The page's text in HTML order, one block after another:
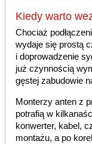
Kiedy warto
Chociaż
wydaje się prostą
i doprowadzenie
już czynnością
gęstej zabudowie
Monterzy anten z
potrafią w
konwerter, kabel,
montażu, a po